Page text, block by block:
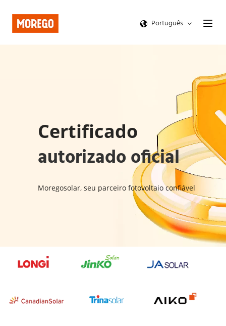
Português
autorizado oficial
Moregosolar, seu parceiro fotovoltaio confiável